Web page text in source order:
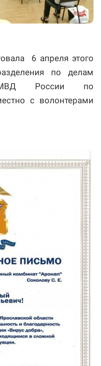
6 апреля этого
по делам
УМВД России по
с волонтерами